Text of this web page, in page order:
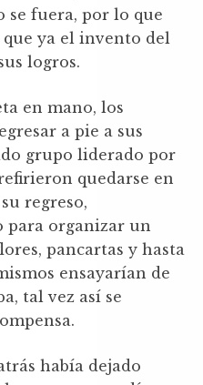
se fuera, por lo que
ya el invento del
logros.
en mano, los
a pie a sus
grupo liderado por
quedarse en
regreso,
para organizar un
pancartas y hasta
ensayarían de
tal vez así se
había dejado